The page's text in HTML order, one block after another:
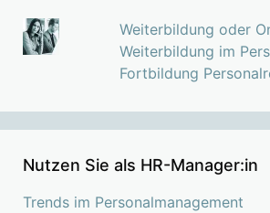
Weiterbildung oder
Weiterbildung im
Fortbildung
Nutzen Sie als HR-Manager:in
Trends im Personalmanagement